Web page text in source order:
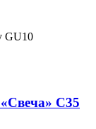
GU10
C35